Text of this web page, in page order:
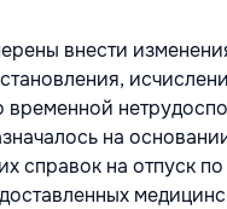
внести
временной
на
справок на отпуск